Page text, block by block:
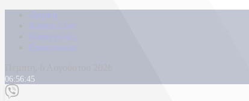
Αρχική
Kontra Live
Καταγγελίες
Επικοινωνία
06:56:47